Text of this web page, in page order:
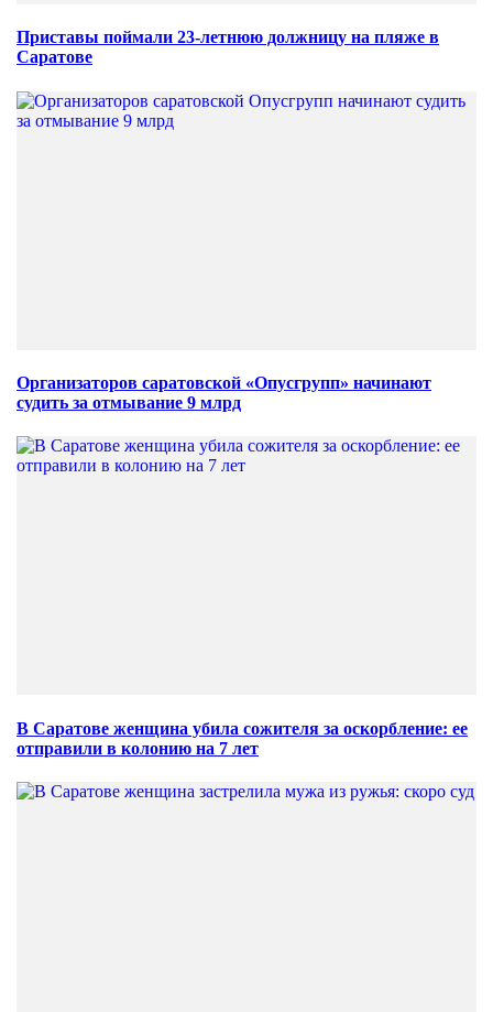
Приставы поймали 23-летнюю должницу на пляже в
Саратове
Организаторов саратовской «Опусгрупп» начинают
судить за отмывание 9 млрд
В Саратове женщина убила сожителя за оскорбление: ее
отправили в колонию на 7 лет